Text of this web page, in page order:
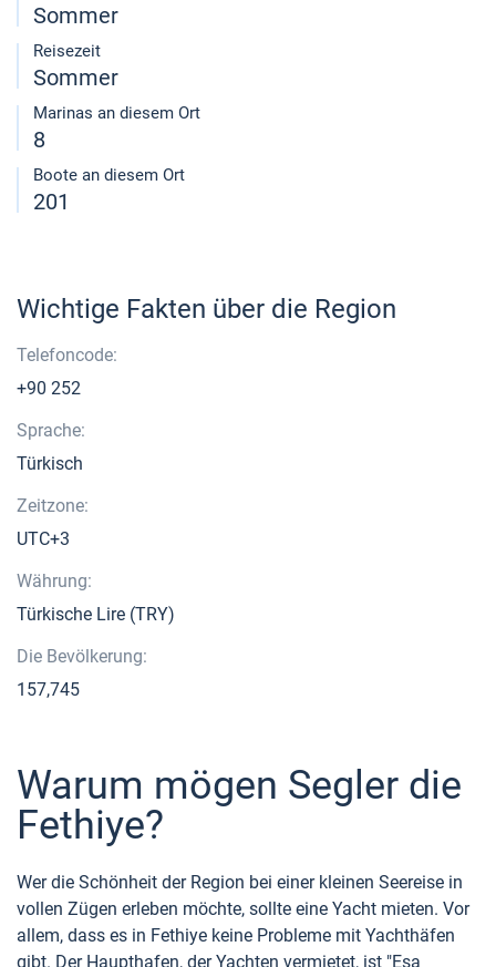
Sommer
Reisezeit
Sommer
Marinas an diesem Ort
8
Boote an diesem Ort
201
Wichtige Fakten über die Region
Telefoncode:
+90 252
Sprache:
Türkisch
Zeitzone:
UTC+3
Währung:
Türkische Lire (TRY)
Die Bevölkerung:
157,745
Warum mögen Segler die
Fethiye?
Wer die Schönheit der Region bei einer kleinen Seereise in
vollen Zügen erleben möchte, sollte eine Yacht mieten. Vor
allem, dass es in Fethiye keine Probleme mit Yachthäfen
gibt. Der Haupthafen, der Yachten vermietet, ist "Esa